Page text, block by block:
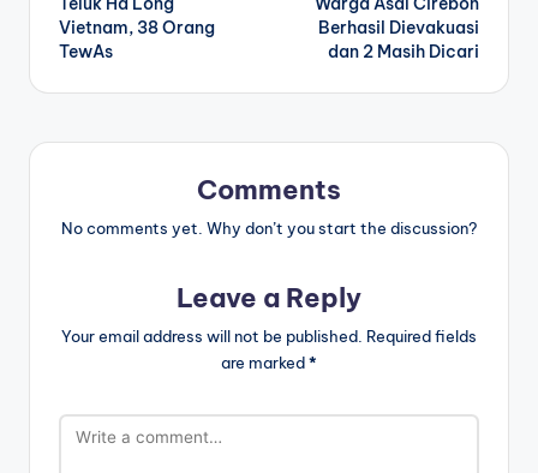
Vietnam, 38 Orang
TewAs
Berhasil Dievakuasi
dan 2 Masih Dicari
Comments
No comments yet. Why don’t you start the discussion?
Leave a Reply
Your email address will not be published. Required fields
are marked*